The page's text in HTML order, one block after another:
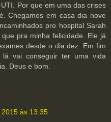
Por que em uma das crises
Chegamos em casa dia nove
pro hospital Sarah
pra minha felicidade. Ele já
desde o dia dez. Em fim
vai conseguir ter uma vida
Deus e bom.
às 13:35